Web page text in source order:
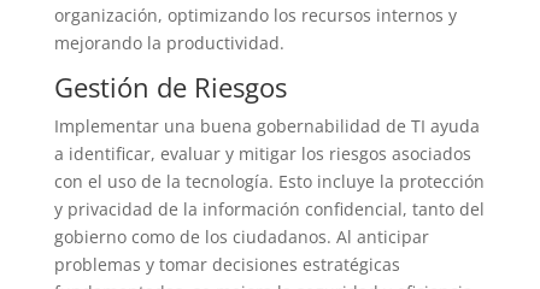
organización, optimizando los recursos internos y
mejorando la productividad.
Gestión de Riesgos
Implementar una buena gobernabilidad de TI ayuda
a identificar, evaluar y mitigar los riesgos asociados
con el uso de la tecnología. Esto incluye la protección
y privacidad de la información confidencial, tanto del
gobierno como de los ciudadanos. Al anticipar
problemas y tomar decisiones estratégicas